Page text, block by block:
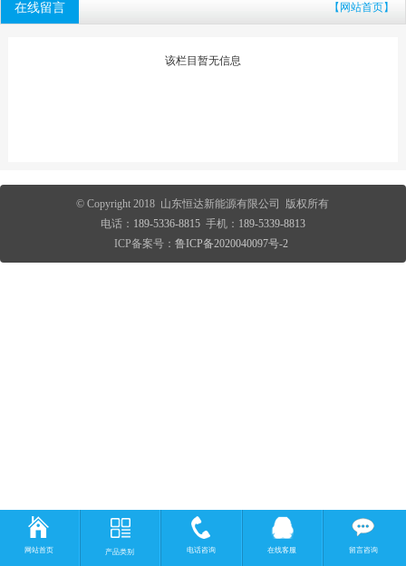
在线留言 【网站首页】
该栏目暂无信息
© Copyright 2018 山东恒达新能源有限公司 版权所有
电话： 189-5336-8815手机： 189-5339-8813
ICP备案号：鲁ICP备2020040097号-2
网站首页 产品类别 电话咨询 在线客服 留言咨询